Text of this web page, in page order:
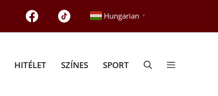
Hungarian ▼
HITÉLET SZÍNES SPORT